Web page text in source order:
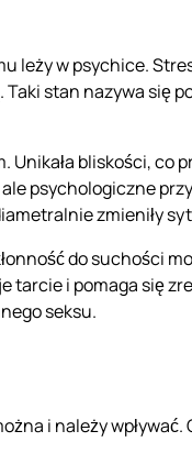
leży w psychice.
stan nazywa się
Unikała bliskości, co
psychologiczne
zmieniły
do suchości
tarcie i pomaga się
seksu.
i należy wpływać.